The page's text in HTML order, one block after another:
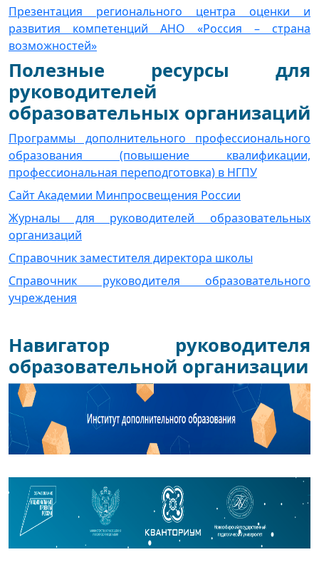
Презентация регионального центра оценки и
развития компетенций АНО «Россия – страна
возможностей»
Полезные ресурсы для
руководителей
образовательных организаций
Программы дополнительного профессионального
образования (повышение квалификации,
профессиональная переподготовка) в НГПУ
Сайт Академии Минпросвещения России
Журналы для руководителей образовательных
организаций
Справочник заместителя директора школы
Справочник руководителя образовательного
учреждения
Навигатор руководителя
образовательной организации